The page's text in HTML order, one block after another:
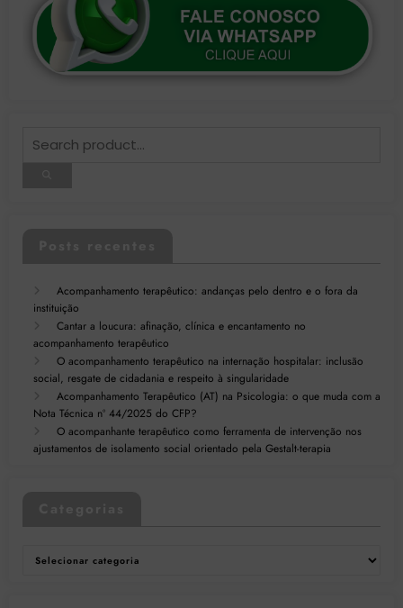
Acompanhamento terapêutico: andanças pelo dentro e o fora da
instituição
Cantar a loucura: afinação, clínica e encantamento no
acompanhamento terapêutico
O acompanhamento terapêutico na internação hospitalar: inclusão
social, resgate de cidadania e respeito à singularidade
Acompanhamento Terapêutico (AT) na Psicologia: o que muda com a
Nota Técnica nº 44/2025 do CFP?
O acompanhante terapêutico como ferramenta de intervenção nos
ajustamentos de isolamento social orientado pela Gestalt-terapia